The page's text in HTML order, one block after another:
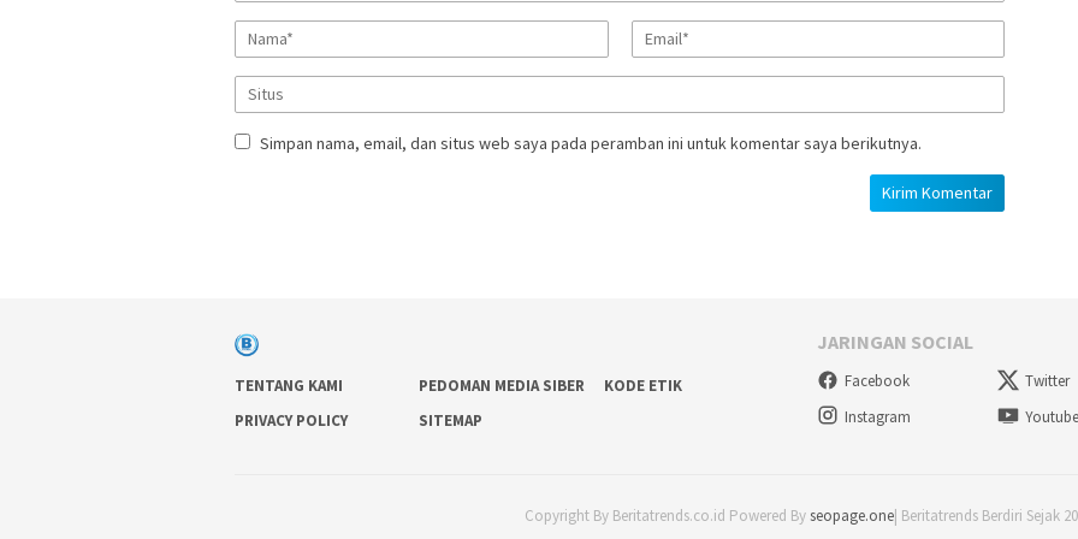
Simpan nama, email, dan situs web saya pada peramban ini untuk komentar saya berikutnya.
TENTANG KAMI PEDOMAN MEDIA SIBER
KODE ETIK
PRIVACY POLICY
SITEMAP
JARINGAN SOCIAL
Facebook Twitter
Instagram
Youtube
Copyright By Beritatrends.co.id Powered Byseopage.one| Beritatrends Berdiri Sejak